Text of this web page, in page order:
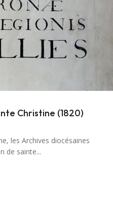
Christine (1820)
les Archives diocésaines
de sainte...